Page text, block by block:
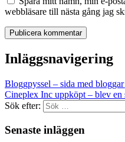
webbläsare till nästa gång jag
Inläggsnavigering
Bloggpyssel – sida med
Cineplex Inc uppköpt – blev en
Sök efter:
Senaste inläggen